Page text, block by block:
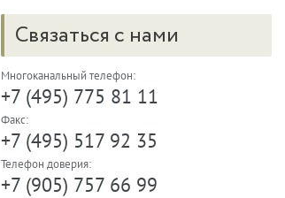
Связаться с нами
Многоканальный телефон:
+7 (495) 775 81 11
Факс:
+7 (495) 517 92 35
Телефон доверия:
+7 (905) 757 66 99